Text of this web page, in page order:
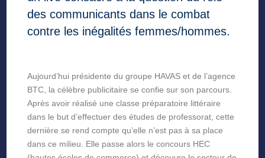
des communicants dans le combat
contre les inégalités femmes/hommes.
Aujourd’hui présidente du groupe HAVAS et de l’agence
BTC, la célèbre publicitaire se confie sur son parcours.
Après avoir réalisé une classe préparatoire littéraire
dans le but d’effectuer des études de professorat, cette
dernière se rend compte qu’elle n’est pas à sa place
dans ce milieu. Elle passe alors le concours HEC